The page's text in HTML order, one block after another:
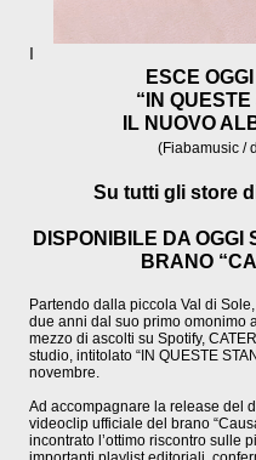
l
ESCE
“IN
IL NUOVO
(Fiabamusic /
Su tutti gli store
DISPONIBILE DA OGGI
BRANO
Partendo dalla piccola Val di
due anni dal suo primo omonimo
mezzo di ascolti su Spotify,
studio, intitolato “IN QUESTE
novembre.
Ad accompagnare la release del
videoclip ufficiale del brano
incontrato l’ottimo riscontro sulle